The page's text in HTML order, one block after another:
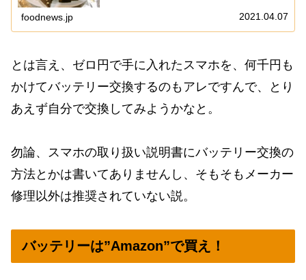
素を加味してネタを厳選していたりして、さらに記
foodnews.jp 2021.04.07
とは言え、ゼロ円で手に入れたスマホを、何千円も
かけてバッテリー交換するのもアレですんで、とり
あえず自分で交換してみようかなと。
勿論、スマホの取り扱い説明書にバッテリー交換の
方法とかは書いてありませんし、そもそもメーカー
修理以外は推奨されていない説。
バッテリーは”Amazon”で買え！